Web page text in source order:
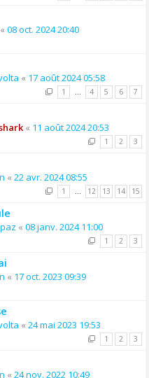
« 08 oct. 2024 20:40
« 17 août 2024 05:58
1 … 4 5 6 7
« 11 août 2024 20:53
1 2 3
« 22 avr. 2024 08:55
1 … 12 13 14 15
« 08 janv. 2024 11:00
1 2 3
« 17 oct. 2023 09:39
« 24 mai 2023 19:53
1 2 3
« 24 nov. 2022 10:49